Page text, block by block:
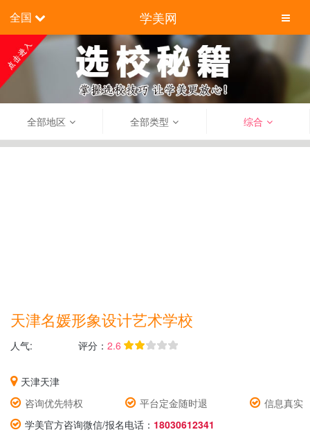
全国 学美网
全部地区 全部类型 综合
天津名媛形象设计艺术学校
人气: 评分： 2.6
天津天津
咨询优先特权
平台定金随时退
信息真实
学美官方咨询微信/报名电话： 18030612341